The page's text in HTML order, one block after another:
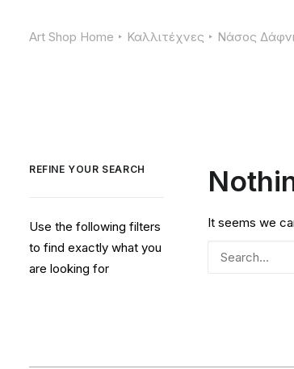
Art Shop Home Καλλιτέχνες Νάσος
REFINE YOUR SEARCH
Use the following filters
to find exactly what you
are looking for
It seems we